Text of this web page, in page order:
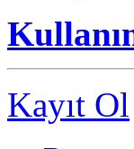
Kayıt Ol